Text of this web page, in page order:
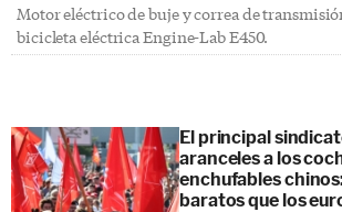
Motor eléctrico de buje y correa de
bicicleta eléctrica Engine-Lab E450.
El principal
aranceles a los
enchufables
baratos que los